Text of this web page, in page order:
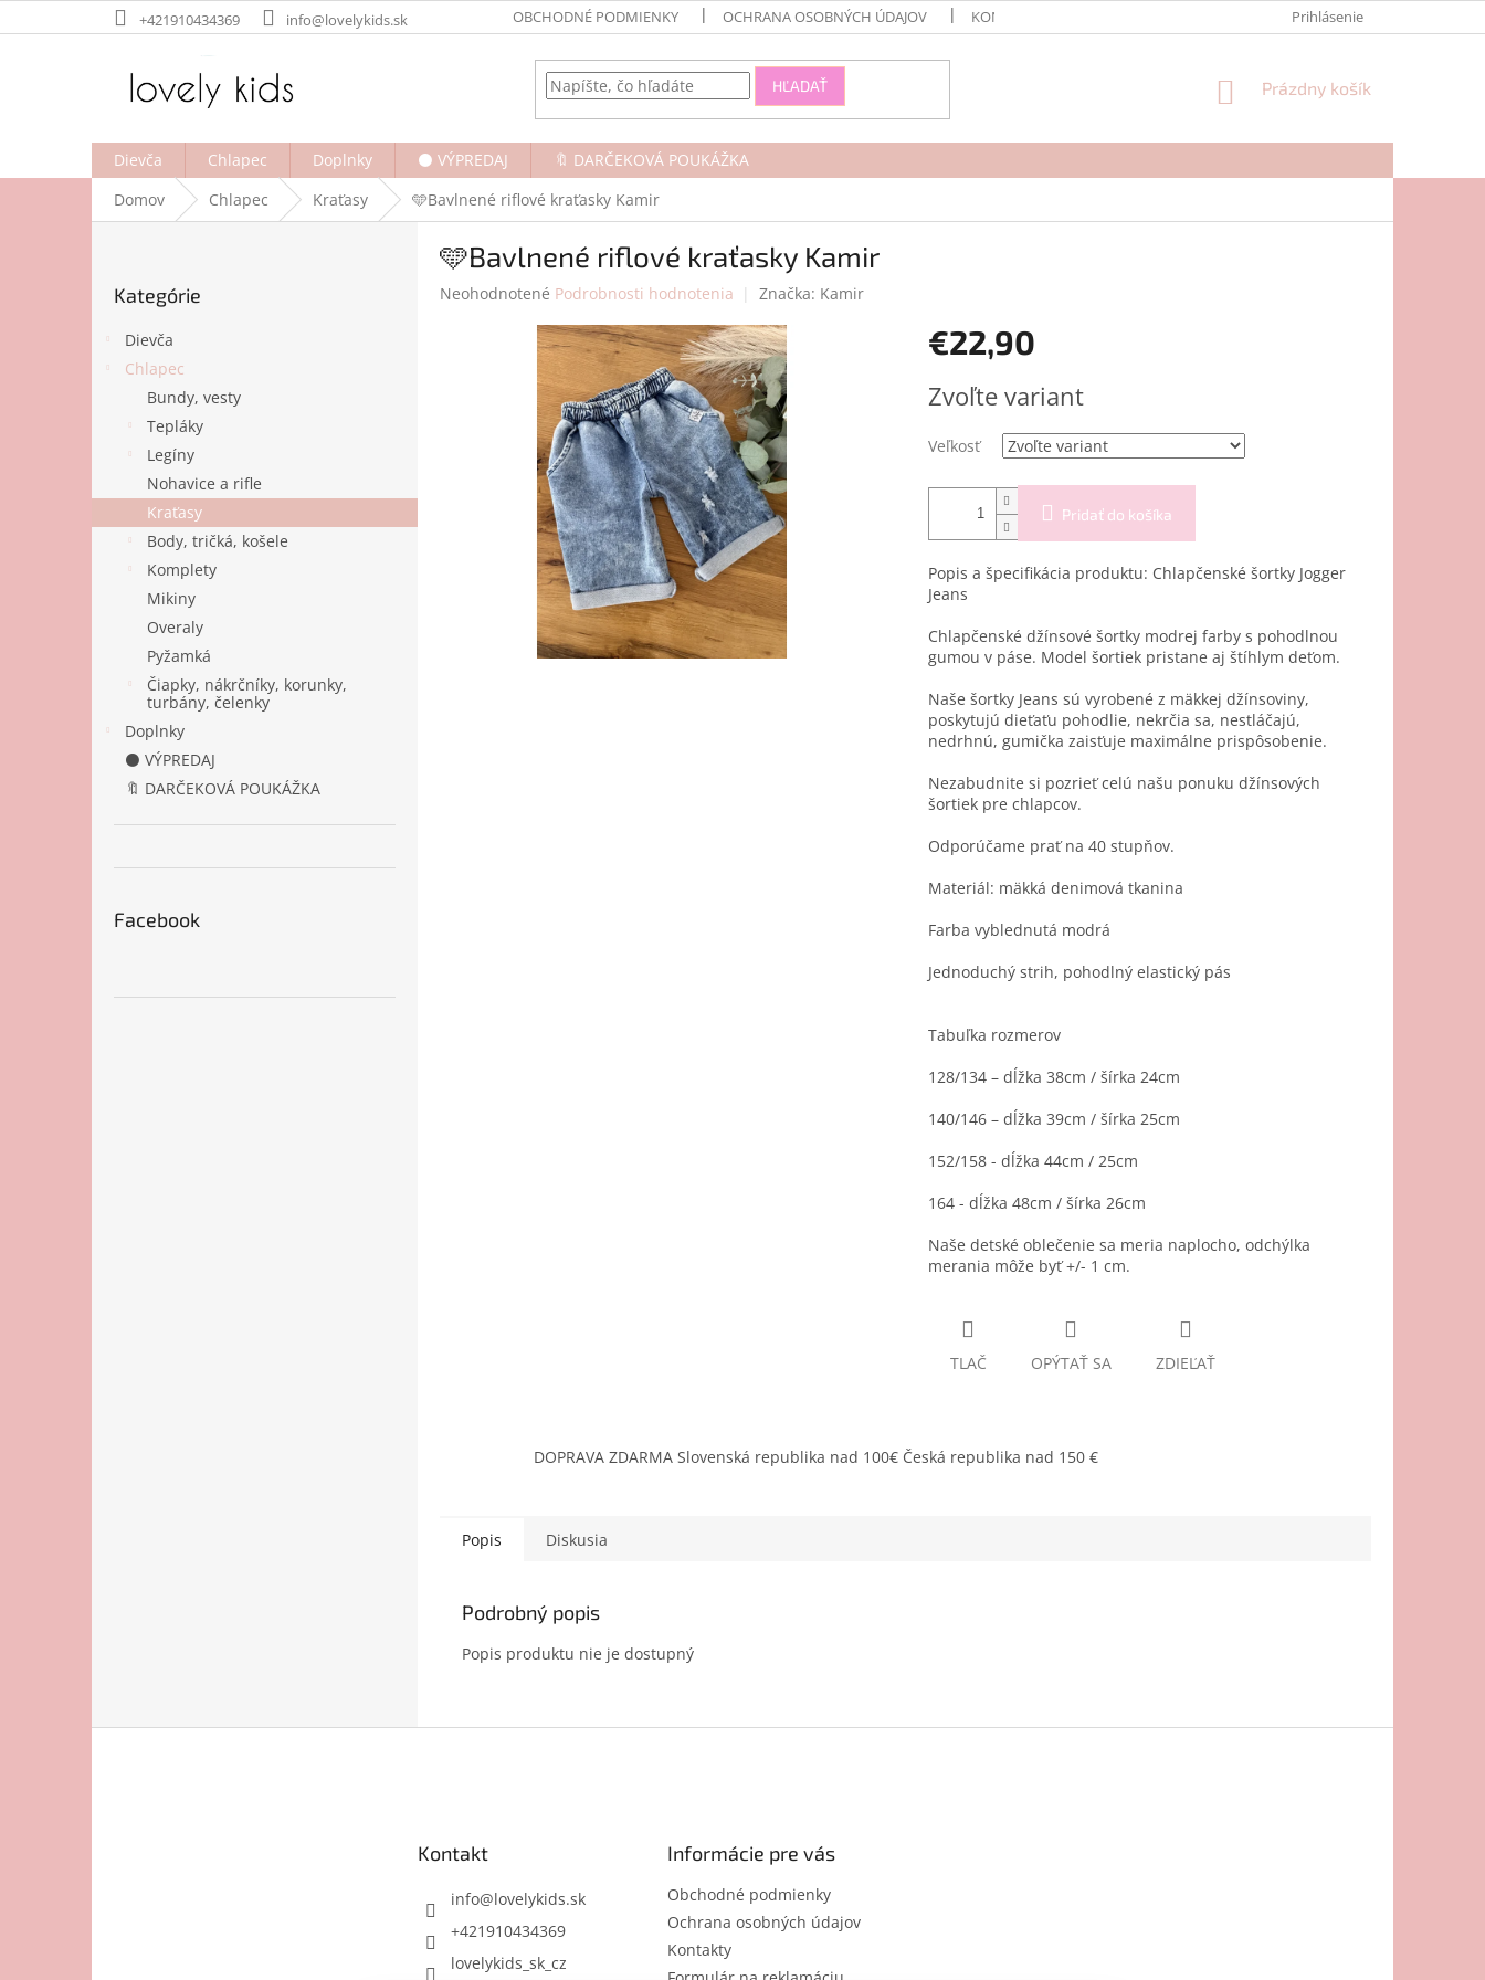
na
+421910434369 info@lovelykids.sk OBCHODNÉ PODMIENKY OCHRANA OSOBNÝCH ÚDAJOV KONTAKTY Prihlásenie
HĽADAŤ
NÁKUPNÝ
Prázdny košík
Dievča Chlapec Doplnky ⚫ VÝPREDAJ
🔖 DARČEKOVÁ POUKÁŽKA
Domov
Chlapec Kraťasy 🩵Bavlnené riflové kraťasky Kamir
kategórie
Kategórie
Dievča
Chlapec
Bundy, vesty
Tepláky
Legíny
Nohavice a rifle
Kraťasy
Body, tričká, košele
Komplety
Mikiny
Overaly
Pyžamká
Čiapky, nákrčníky, korunky,
turbány, čelenky
Doplnky
⚫ VÝPREDAJ
🔖 DARČEKOVÁ POUKÁŽKA
Facebook
🩵Bavlnené riflové kraťasky Kamir
Priemerné
Neohodnotené Podrobnosti hodnotenia Značka: Kamir
€22,90
cena:
Zvoľte variant
Veľkosť
Pridať do košíka
Popis a špecifikácia produktu: Chlapčenské šortky Jogger
Jeans
Chlapčenské džínsové šortky modrej farby s pohodlnou
gumou v páse. Model šortiek pristane aj štíhlym deťom.
Naše šortky Jeans sú vyrobené z mäkkej džínsoviny,
poskytujú dieťaťu pohodlie, nekrčia sa, nestláčajú,
nedrhnú, gumička zaisťuje maximálne prispôsobenie.
Nezabudnite si pozrieť celú našu ponuku džínsových
šortiek pre chlapcov.
Odporúčame prať na 40 stupňov.
Materiál: mäkká denimová tkanina
Farba vyblednutá modrá
Jednoduchý strih, pohodlný elastický pás
Tabuľka rozmerov
128/134 – dĺžka 38cm / šírka 24cm
140/146 – dĺžka 39cm / šírka 25cm
152/158 - dĺžka 44cm / 25cm
164 - dĺžka 48cm / šírka 26cm
Naše detské oblečenie sa meria naplocho, odchýlka
merania môže byť +/- 1 cm.
TLAČ OPÝTAŤ SA ZDIEĽAŤ
DOPRAVA ZDARMA Slovenská republika nad 100€ Česká republika nad 150 €
Popis Diskusia
Podrobný popis
Popis produktu nie je dostupný
Kontakt
info@lovelykids.sk
+421910434369
lovelykids_sk_cz
Informácie pre vás
Obchodné podmienky
Ochrana osobných údajov
Kontakty